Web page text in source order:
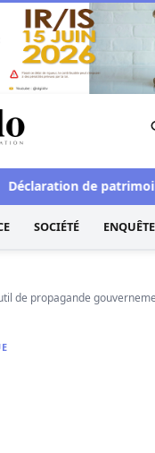
site d'information et
de patrimoine :
SOCIÉTÉ ENQUÊTE
de propagande